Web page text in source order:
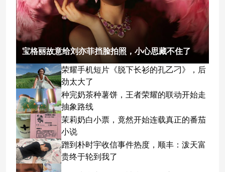
宝格丽故意给刘亦菲挡脸拍照，小心思藏不住了
荣耀手机短片《脱下长衫的孔乙刁》，后
劲太大了
种完奶茶种薯饼，王者荣耀的联动开始走
抽象路线
茉莉奶白小票，竟然开始连载真正的番茄
小说
蹭到朴时宇收信事件热度，顺丰：泼天富
贵终于轮到我了